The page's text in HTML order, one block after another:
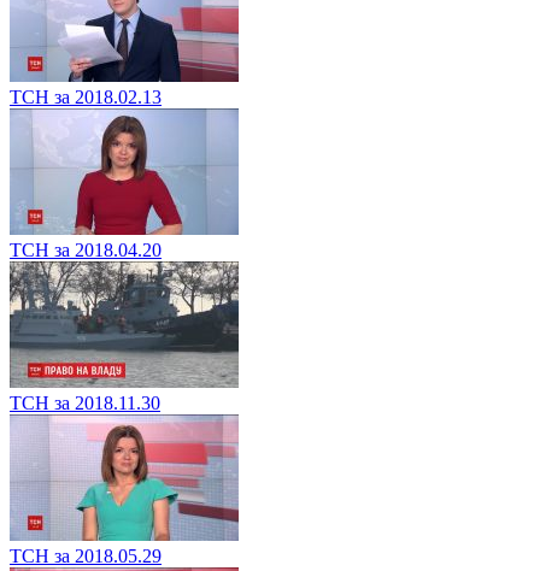
ТСН за 2018.02.13
ТСН за 2018.04.20
ТСН за 2018.11.30
ТСН за 2018.05.29